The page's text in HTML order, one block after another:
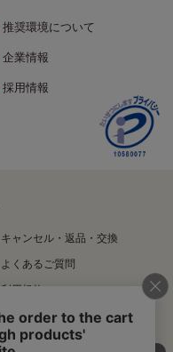
推奨環境について
企業情報
採用情報
キャンセル・返品・交換
よくあるご質問
利用規約
特定商取引法に基づく表記